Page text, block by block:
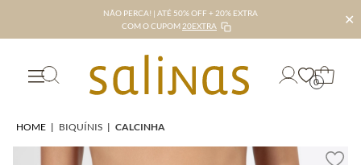
NÃO PERCA! | ATÉ 50% OFF + 20% EXTRA
COM O CUPOM 20EXTRA ✕
0
HOME | BIQUÍNIS | CALCINHA